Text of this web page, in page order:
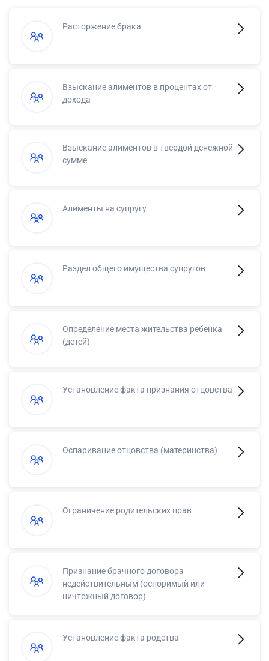
Расторжение брака
Взыскание алиментов в процентах от
дохода
Взыскание алиментов в твердой денежной
сумме
Алименты на супругу
Раздел общего имущества супругов
Определение места жительства ребенка
(детей)
Установление факта признания отцовства
Оспаривание отцовства (материнства)
Ограничение родительских прав
Признание брачного договора
недействительным (оспоримый или
ничтожный договор)
Установление факта родства